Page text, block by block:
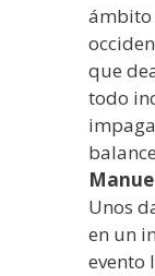
ámbito
que
todo
Unos
en un
evento